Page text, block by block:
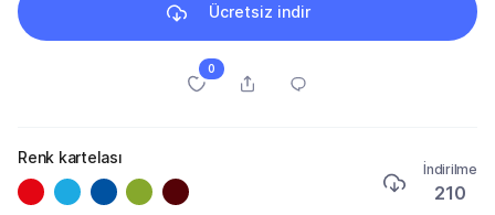
Ücretsiz indir
0
Renk kartelası
İndirilme
210